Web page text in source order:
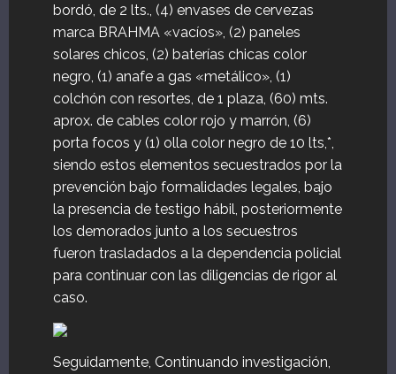
bordó, de 2 lts., (4) envases de cervezas
marca BRAHMA «vacíos», (2) paneles
solares chicos, (2) baterías chicas color
negro, (1) anafe a gas «metálico», (1)
colchón con resortes, de 1 plaza, (60) mts.
aprox. de cables color rojo y marrón, (6)
porta focos y (1) olla color negro de 10 lts,*,
siendo estos elementos secuestrados por la
prevención bajo formalidades legales, bajo
la presencia de testigo hábil, posteriormente
los demorados junto a los secuestros
fueron trasladados a la dependencia policial
para continuar con las diligencias de rigor al
caso.
Seguidamente, Continuando investigación,